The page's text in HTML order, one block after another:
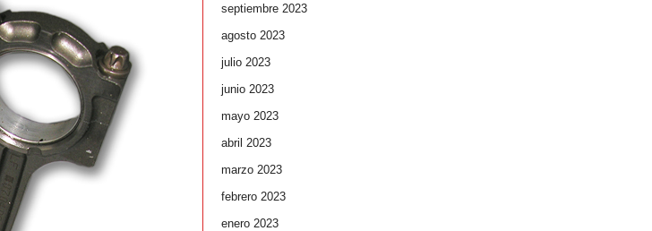
septiembre 2023
agosto 2023
julio 2023
junio 2023
mayo 2023
abril 2023
marzo 2023
febrero 2023
enero 2023